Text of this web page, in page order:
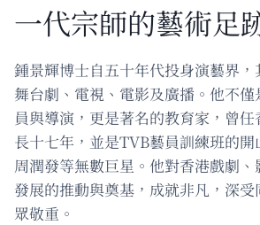
一代宗師的藝術足
鍾景輝博士自五十年代投身演藝界，
舞台劇、電視、電影及廣播。他不
員與導演，更是著名的教育家，曾
長十七年，並是TVB藝員訓練班的
周潤發等無數巨星。他對香港戲劇
發展的推動與奠基，成就非凡，深
眾敬重。